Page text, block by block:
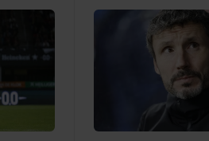
of de duels door